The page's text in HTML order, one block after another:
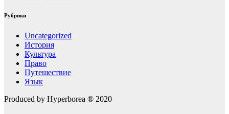
Рубрики
Uncategorized
История
Культура
Право
Путешествие
Язык
Produced by Hyperborea ® 2020